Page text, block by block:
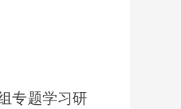
专题学习研